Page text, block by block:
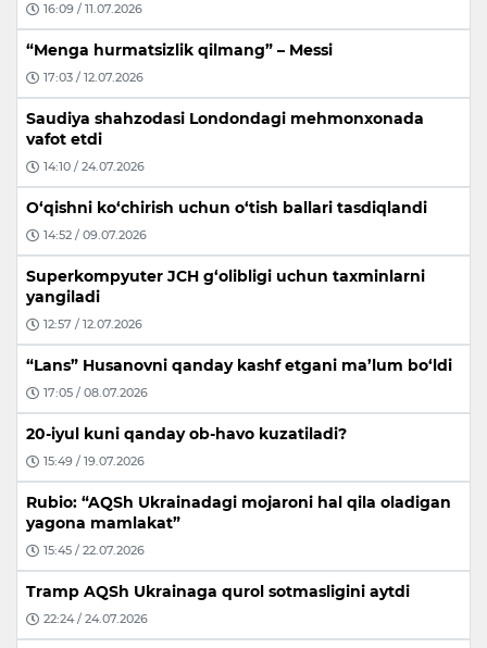
16:09 / 11.07.2026
“Menga hurmatsizlik qilmang” – Messi
17:03 / 12.07.2026
Saudiya shahzodasi Londondagi mehmonxonada
vafot etdi
14:10 / 24.07.2026
O‘qishni ko‘chirish uchun o‘tish ballari tasdiqlandi
14:52 / 09.07.2026
Superkompyuter JCH g‘olibligi uchun taxminlarni
yangiladi
12:57 / 12.07.2026
“Lans” Husanovni qanday kashf etgani ma’lum bo‘ldi
17:05 / 08.07.2026
20-iyul kuni qanday ob-havo kuzatiladi?
15:49 / 19.07.2026
Rubio: “AQSh Ukrainadagi mojaroni hal qila oladigan
yagona mamlakat”
15:45 / 22.07.2026
Tramp AQSh Ukrainaga qurol sotmasligini aytdi
22:24 / 24.07.2026